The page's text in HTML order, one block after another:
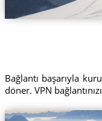
Bağlantı başarıyla
döner. VPN